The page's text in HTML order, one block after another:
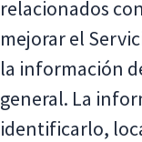
relacionados
mejorar el
la información
general. La
identificarlo,